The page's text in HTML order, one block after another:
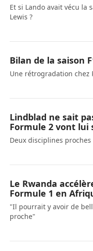
Et si Lando avait vécu la
Lewis ?
Bilan de la saison
Une rétrogradation chez
Lindblad ne sait
Formule 2 vont lui
Deux disciplines
Le Rwanda
Formule 1 en
"Il pourrait y avoir de
proche"